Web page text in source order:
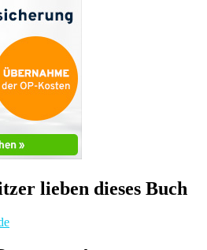
lieben dieses Buch